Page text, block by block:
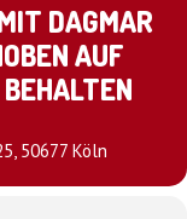
DAGMAR
AUF
50677 Köln